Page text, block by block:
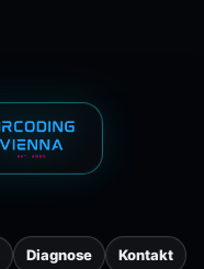
Diagnose Kontakt